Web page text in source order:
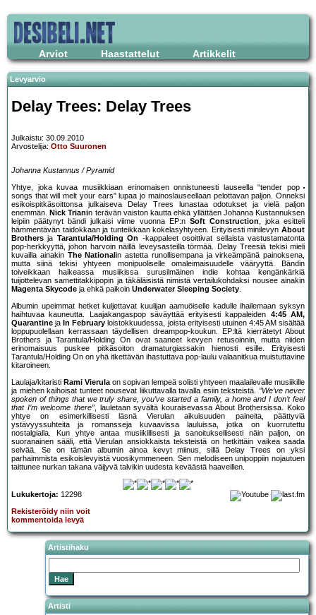
Arviot Haastattelut Artikkelit
Levyarvio
Delay Trees: Delay Trees
Julkaistu: 30.09.2010
Arvostelija: Otto Suuronen
Johanna Kustannus / Pyramid
Yhtye, joka kuvaa musiikkiaan erinomaisen onnistuneesti lauseella “tender pop
songs that will melt your ears” lupaa jo mainoslauseellaan pelottavan paljon. Onneksi
esikoispitkäsoittonsa julkaiseva Delay Trees lunastaa odotukset ja vielä paljon
enemmän. Nick Trianin terävän vaiston kautta ehkä yllättäen Johanna Kustannuksen
leipiin päätynyt bändi julkaisi viime vuonna EP:n Soft Construction, joka esitteli
hämmentävän taidokkaan ja tunteikkaan kokelasyhtyeen. Erityisesti minilevyn About
Brothers ja Tarantula/Holding On -kappaleet osoittivat sellaista vastustamatonta
pop-herkkyyttä, johon harvoin näillä leveysasteilla törmää. Delay Treesiä tekisi mieli
kuvailla ainakin The Nationalin astetta runollisempana ja virkeämpänä painoksena,
mutta siinä tekisi yhtyeen monipuoliselle omaleimaisuudelle vääryyttä. Bändin
toiveikkaan haikeassa musiikissa surusilmäinen indie kohtaa kengänkärkiä
tuijottelevan samettitakkipopin ja täkäläisistä nimistä vertailukohdaksi nousee ainakin
Magenta Skycode ja ehkä paikoin Underwater Sleeping Society.
Albumin upeimmat hetket kuljettavat kuulijan aamuöiselle kadulle ihailemaan syksyn
haihtuvaa kauneutta. Laajakangaspop säväyttää erityisesti kappaleiden 4:45 AM,
Quarantine ja In February loistokkuudessa, joista erityisesti utuinen 4:45 AM sisältää
loppupuolellaan kerrassaan täydellisen dreampop-koukun. EP:ltä kierrätetyt About
Brothers ja Tarantula/Holding On ovat saaneet kevyen retusoinnin, mutta niiden
erinomaisuus puskee pitkäsoiton dramaturgiassakin hienosti esille. Erityisesti
Tarantula/Holding On on yhä itkettävän ihastuttava pop-laulu valaanitkua muistuttavine
kitaroineen.
Laulaja/kitaristi Rami Vierulaon sopivan lempeä solisti yhtyeen maalailevalle musiikille
ja miehen kaihoisat tunteet nousevat liikuttavalla tavalla esiin teksteistä. ”We’ve never
spoken of things that we truly share, you’ve started a family, a home and I don’t feel
that I’m welcome there”, lauletaan syvältä kouraisevassa About Brothersissa. Koko
yhtye on esimerkillisesti läsnä Vierulan aikuisuuden paineita, päättyviä
ystävyyssuhteita ja romansseja kuvaavissa lauluissa, jotka on kuorrutettu
nostalgialla. Kun yhtye antaa musiikillisesti ja sanoituksellisesti näin paljon, on
suoranainen sääli, että Vierulan ansiokkaista teksteistä on hetkittäin vaikea saada
selvää. Se on tämän albumin ainoa kevyt miinus, sillä Delay Trees on yksi
parhaimmista esikoislevyistä vuosikymmeneen. Sen melodiseen unipoppiin nojautuen
taittunee nurkan takana väijyvä talvikin uudesta keväästä haaveillen.
Lukukertoja: 12298
Rekisteröidy niin voit
kommentoida levyä
Artistihaku
Artisti